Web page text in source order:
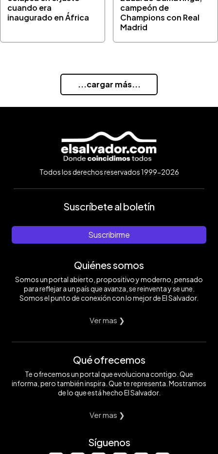
cuando era
inaugurado en África
campeón de
Champions con Real
Madrid
...cargar más...
Todos los derechos reservados 1999-2026
Suscríbete al boletín
Suscribirme
Quiénes somos
Somos un portal abierto, propositivo y moderno, pensado
para reflejar a un país que avanza, se reinventa y se une.
Somos el punto de conexión con lo mejor de El Salvador.
Ver mas ❯
Qué ofrecemos
Te ofrecemos un portal que evoluciona contigo. Que
informa, pero también inspira. Que te representa. Mostramos
de lo que está hecho El Salvador.
Ver mas ❯
Síguenos